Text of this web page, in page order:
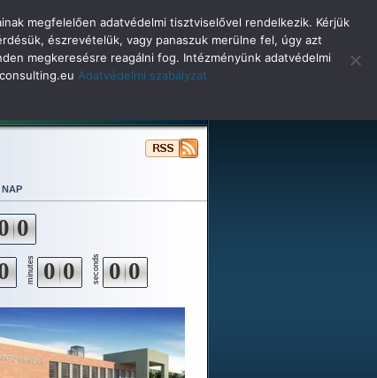
0
minutes 0 0 seconds 0 0
megfelelően adatvédelmi tisztviselővel rendelkezik. Kérjük
észrevételük, vagy panaszuk merülne fel, úgy azt
megkeresésre reagálni fog. Intézményünk adatvédelmi
Adatvédelmi szabályzat